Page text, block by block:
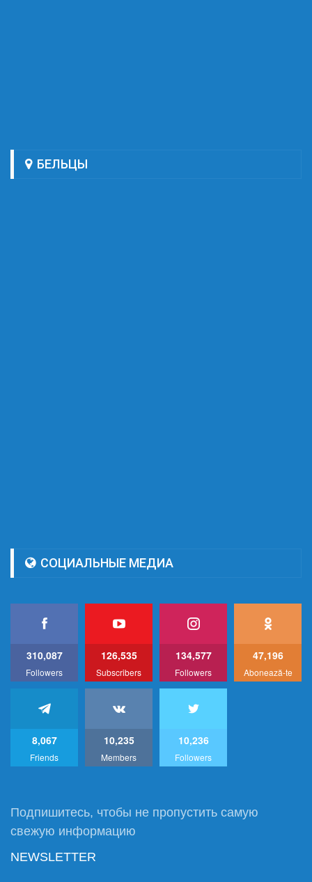
БЕЛЬЦЫ
СОЦИАЛЬНЫЕ МЕДИА
310,087
Followers
126,535
Subscribers
134,577
Followers
47,196
Abonează-te
8,067
Friends
10,235
Members
10,236
Followers
Подпишитесь, чтобы не пропустить самую
свежую информацию
NEWSLETTER